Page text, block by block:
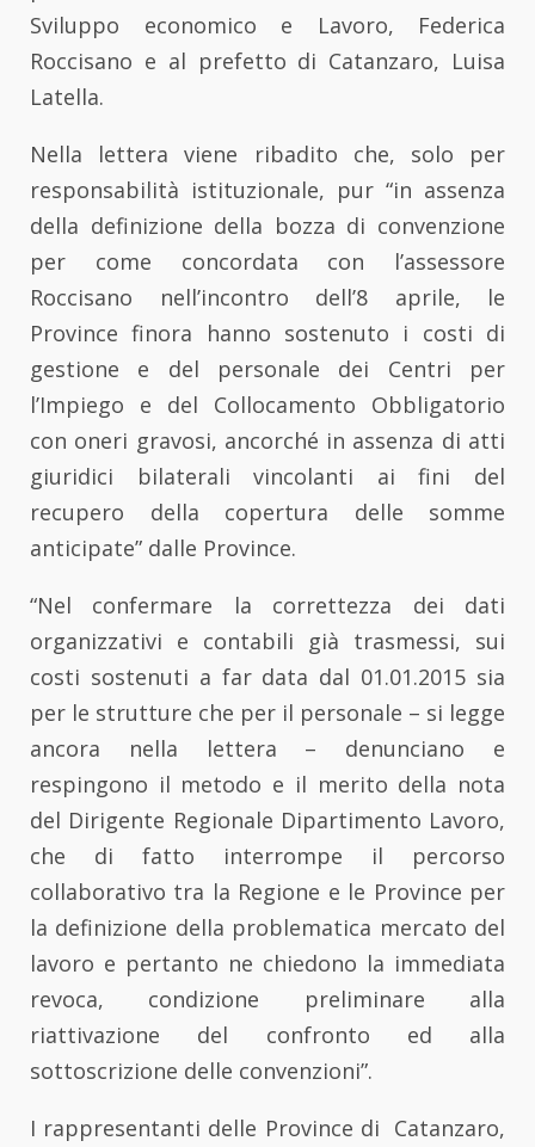
Sviluppo economico e Lavoro, Federica
Roccisano e al prefetto di Catanzaro, Luisa
Latella.
Nella lettera viene ribadito che, solo per
responsabilità istituzionale, pur “in assenza
della definizione della bozza di convenzione
per come concordata con l’assessore
Roccisano nell’incontro dell’8 aprile, le
Province finora hanno sostenuto i costi di
gestione e del personale dei Centri per
l’Impiego e del Collocamento Obbligatorio
con oneri gravosi, ancorché in assenza di atti
giuridici bilaterali vincolanti ai fini del
recupero della copertura delle somme
anticipate” dalle Province.
“Nel confermare la correttezza dei dati
organizzativi e contabili già trasmessi, sui
costi sostenuti a far data dal 01.01.2015 sia
per le strutture che per il personale – si legge
ancora nella lettera – denunciano e
respingono il metodo e il merito della nota
del Dirigente Regionale Dipartimento Lavoro,
che di fatto interrompe il percorso
collaborativo tra la Regione e le Province per
la definizione della problematica mercato del
lavoro e pertanto ne chiedono la immediata
revoca, condizione preliminare alla
riattivazione del confronto ed alla
sottoscrizione delle convenzioni”.
I rappresentanti delle Province di Catanzaro,